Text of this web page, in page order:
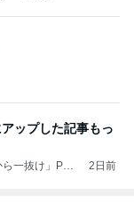
ップした記事もっ
一抜け」Pow
2日前